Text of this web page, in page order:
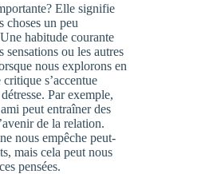
Elle signifie
choses un peu
habitude courante
sensations ou les autres
nous explorons en
s’accentue
Par exemple,
peut entraîner des
de la relation.
nous empêche peut-
mais cela peut nous
pensées.